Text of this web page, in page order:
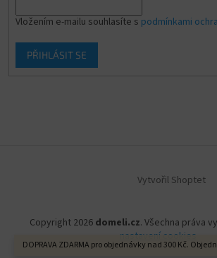
DOPRAVA ZDARMA pro objednávky nad 300 Kč.
Vložením e-mailu souhlasíte s podmínkami
PŘIHLÁSIT SE
Vytvořil Shoptet
Copyright 2026 domeli.cz. Všechna práva
nastavení cookies